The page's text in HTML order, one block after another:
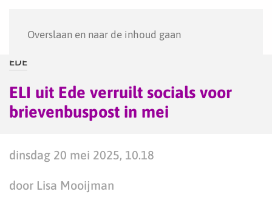
Overslaan en naar de inhoud gaan
EDE
ELI uit Ede verruilt socials voor
brievenbuspost in mei
dinsdag 20 mei 2025, 10.18
door Lisa Mooijman